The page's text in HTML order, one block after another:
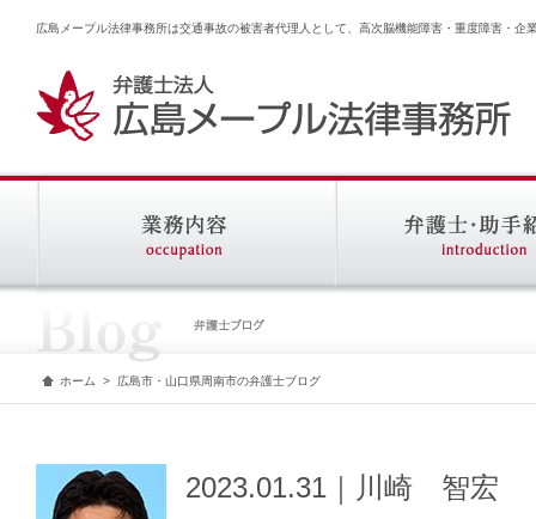
広島メープル法律事務所は交通事故の被害者代理人として、高次脳機能障害・重度障害・企
ホーム > 広島市・山口県周南市の弁護士ブログ
2023.01.31｜川崎 智宏